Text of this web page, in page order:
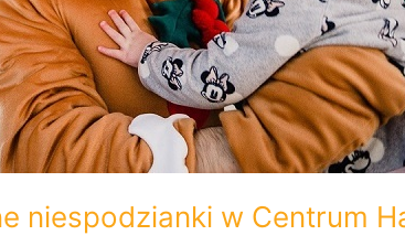
niespodzianki w Centrum